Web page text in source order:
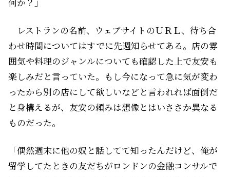
レストランの名前、ウェブサイトのＵＲＬ、待ち合
わせ時間についてはすでに先週知らせてある。店の雰
囲気や料理のジャンルについても確認した上で友安も
楽しみだと言っていた。もし今になって急に気が変わ
ったから別の店にして欲しいなどと言われれば面倒だ
と身構えるが、友安の頼みは想像とはいささか異なる
ものだった。
「偶然週末に他の奴と話してて知ったんだけど、俺が
留学してたときの友だちがロンドンの金融コンサルで